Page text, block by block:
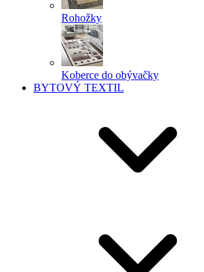
Rohožky
Koberce do obývačky
BYTOVÝ TEXTIL